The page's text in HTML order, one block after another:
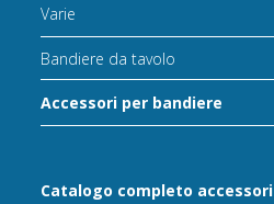
Varie
Bandiere da tavolo
Accessori per bandiere
Catalogo completo accessori